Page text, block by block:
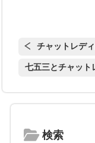
チャットレデ
七五三とチャット
検索